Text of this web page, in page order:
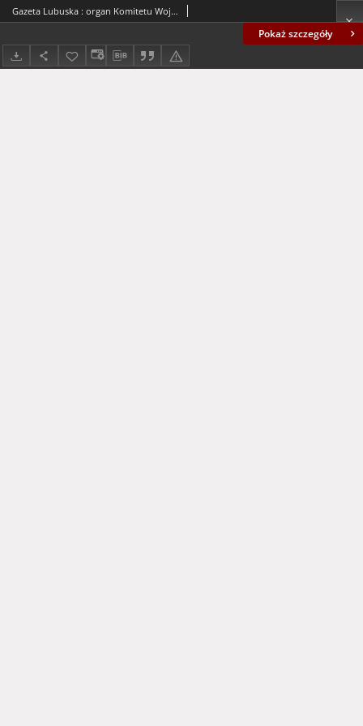
Pokaż szczegóły
Gazeta Lubuska : organ Komitetu Wojewódzkiego Polskiej Zjednoczonej Partii Robotniczej R. II Nr 169 (25 czerwca 1949). - Wyd. ABC